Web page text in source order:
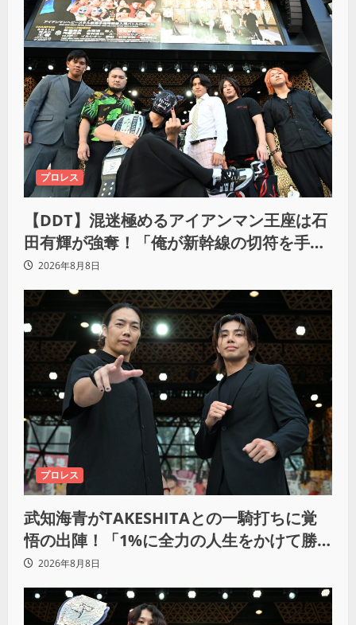
プロレス
【DDT】混迷極めるアイアンマン王座は石
田有輝が強奪！「俺が新幹線の切符を手に
入れるからな！逃げ切るぞ」
2026年8月8日
プロレス
武知海青がTAKESHITAとの一騎打ちに覚
悟の出陣！「1%に全力の人生をかけて勝
ちにいきたい」
2026年8月8日